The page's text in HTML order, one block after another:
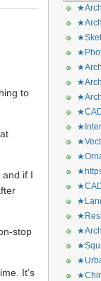
to
and if I
stop
It’s